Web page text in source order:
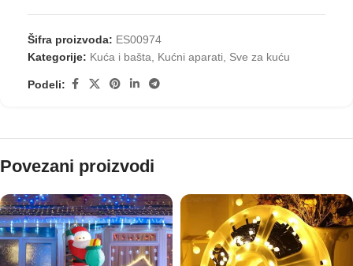
Šifra proizvoda: ES00974
Kategorije: Kuća i bašta, Kućni aparati, Sve za kuću
Podeli:
Povezani proizvodi